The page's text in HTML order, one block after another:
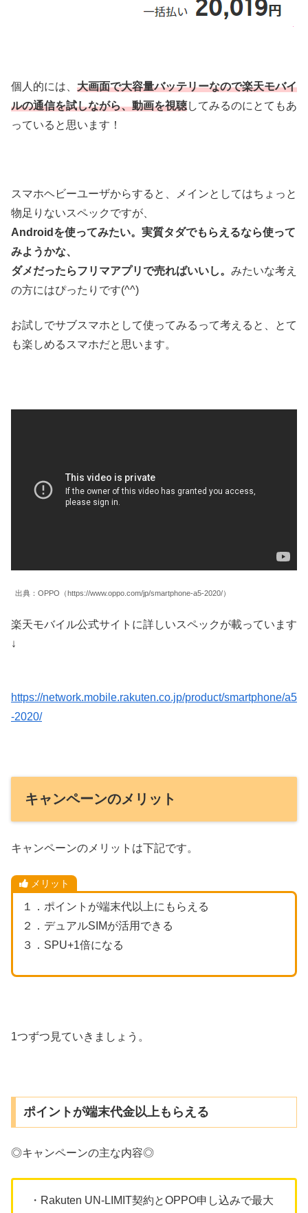
個人的には、 大画面で大容量バッテリーなので楽天モバイ
ルの通信を試しながら、動画を視聴してみるのにとてもあ
っていると思います！
スマホヘビーユーザからすると、メインとしてはちょっと
物足りないスペックですが、
Androidを使ってみたい。実質タダでもらえるなら使って
みようかな、
ダメだったらフリマアプリで売ればいいし。 みたいな考え
の方にはぴったりです(^^)
お試しでサブスマホとして使ってみるって考えると、とて
も楽しめるスマホだと思います。
出典：OPPO（https://www.oppo.com/jp/smartphone-a5-2020/）
楽天モバイル公式サイトに詳しいスペックが載っています
↓
https://network.mobile.rakuten.co.jp/product/smartphone/a5
-2020/
キャンペーンのメリット
キャンペーンのメリットは下記です。
メリット
１．ポイントが端末代以上にもらえる
２．デュアルSIMが活用できる
３．SPU+1倍になる
1つずつ見ていきましょう。
ポイントが端末代金以上もらえる
◎キャンペーンの主な内容◎
・Rakuten UN-LIMIT契約とOPPO申し込みで最大